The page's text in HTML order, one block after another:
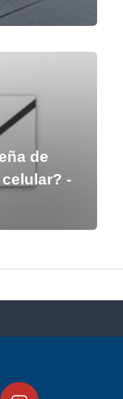
de
-